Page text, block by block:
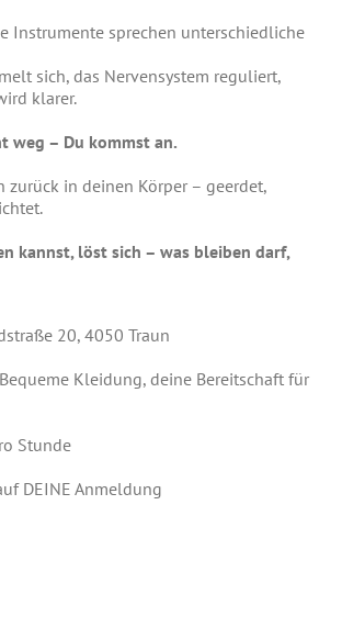
Instrumente sprechen unterschiedliche
sich, das Nervensystem reguliert,
klarer.
weg – Du kommst an.
zurück in deinen Körper – geerdet,
kannst, löst sich – was bleiben darf,
20, 4050 Traun
Bequeme Kleidung, deine Bereitschaft für
Stunde
DEINE Anmeldung